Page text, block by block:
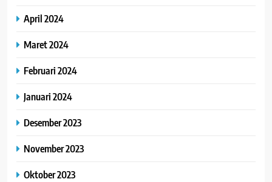
April 2024
Maret 2024
Februari 2024
Januari 2024
Desember 2023
November 2023
Oktober 2023